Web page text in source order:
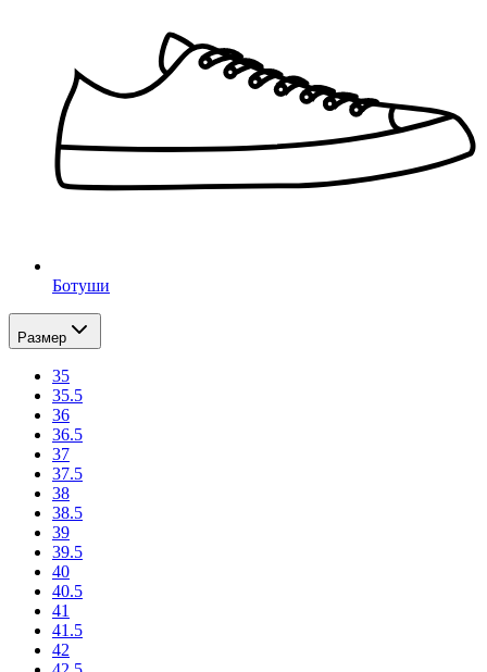
Ботуши
Размер
35
35.5
36
36.5
37
37.5
38
38.5
39
39.5
40
40.5
41
41.5
42